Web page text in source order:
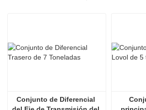
Conjunto de Diferencial